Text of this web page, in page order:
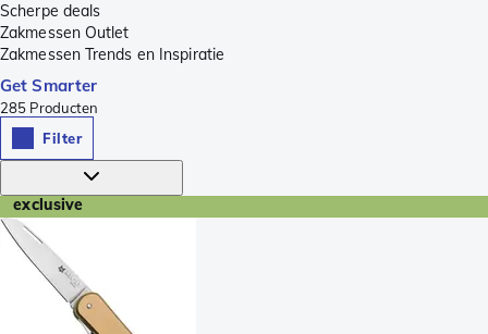
Scherpe deals
Zakmessen Outlet
Zakmessen Trends en Inspiratie
Get Smarter
285 Producten
Filter
exclusive